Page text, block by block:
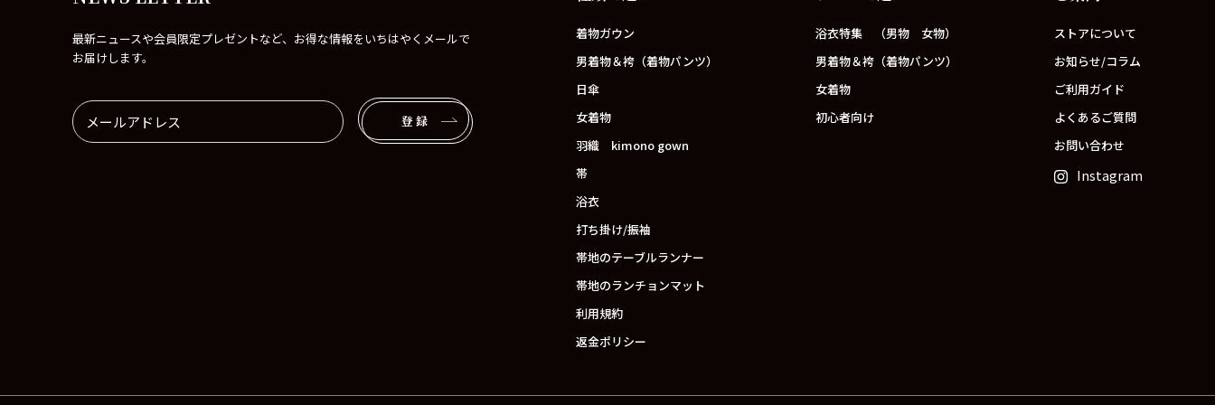
最新ニュースや会員限定プレゼントなど、お得な情報をいちはやくメールで
お届けします。
登録
着物ガウン
男着物＆袴（着物パンツ）
日傘
女着物
羽織 kimono gown
帯
浴衣
打ち掛け/振袖
帯地のテーブルランナー
帯地のランチョンマット
利用規約
返金ポリシー
浴衣特集 （男物 女物）
男着物＆袴（着物パンツ）
女着物
初心者向け
ストアについて
お知らせ/コラム
ご利用ガイド
よくあるご質問
お問い合わせ
Instagram